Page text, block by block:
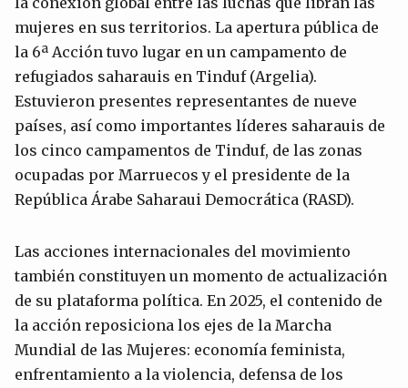
mujeres en sus territorios. La apertura pública de
la 6ª Acción tuvo lugar en un campamento de
refugiados saharauis en Tinduf (Argelia).
Estuvieron presentes representantes de nueve
países, así como importantes líderes saharauis de
los cinco campamentos de Tinduf, de las zonas
ocupadas por Marruecos y el presidente de la
República Árabe Saharaui Democrática (RASD).
Las acciones internacionales del movimiento
también constituyen un momento de actualización
de su plataforma política. En 2025, el contenido de
la acción reposiciona los ejes de la Marcha
Mundial de las Mujeres: economía feminista,
enfrentamiento a la violencia, defensa de los